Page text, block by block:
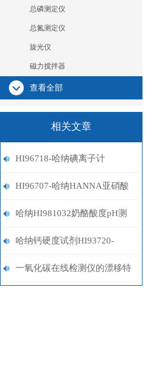
总磷测定仪
总氮测定仪
旋光仪
磁力搅拌器
查看全部
相关文章
HI96718-哈纳碘离子计
HI96707-哈纳HANNA亚硝酸
盐离子计
哈纳HI981032奶酪酸度pH测
定仪
哈纳钙硬度试剂HI93720-
01/HI93720-03
一氧化碳在线检测仪的漂移特